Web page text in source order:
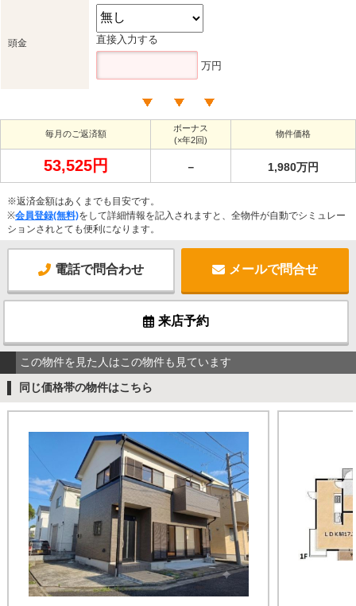
頭金 直接入力する
万円
毎月のご返済額
ボーナス
(×年2回)
物件価格
53,525円 － 1,980万円
※返済金額はあくまでも目安です。
※会員登録(無料)をして詳細情報を記入されますと、全物件が自動でシミュレー
ションされとても便利になります。
電話で問合わせ メールで問合せ
来店予約
この物件を見た人はこの物件も見ています
同じ価格帯の物件はこちら